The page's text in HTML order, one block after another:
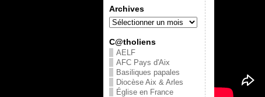
Archives
C@tholiens
AELF
AFC Pays d'Aix
Basiliques papales
Diocèse Aix & Arles
Église en France